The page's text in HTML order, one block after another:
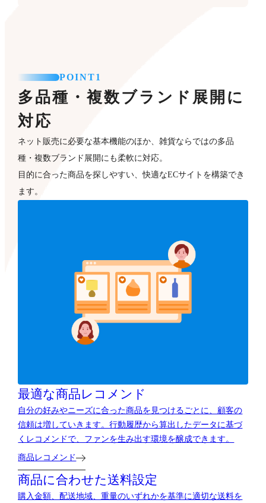
POINT1
多品種・複数ブランド展開に
対応
ネット販売に必要な基本機能のほか、雑貨ならではの多品
種・複数ブランド展開にも柔軟に対応。
目的に合った商品を探しやすい、快適なECサイトを構築でき
ます。
最適な商品レコメンド
自分の好みやニーズに合った商品を見つけるごとに、顧客の
信頼は増していきます。行動履歴から算出したデータに基づ
くレコメンドで、ファンを生み出す環境を醸成できます。
商品レコメンド
商品に合わせた送料設定
購入金額、配送地域、重量のいずれかを基準に適切な送料を